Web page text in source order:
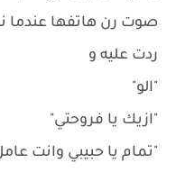
صوت رن هاتفها
ردت عليه و
"الو"
"ازيك يا فروحتي"
"تمام يا حبيبي وانت